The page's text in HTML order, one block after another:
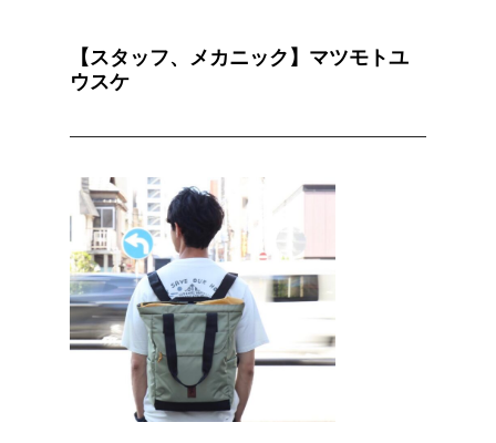
【スタッフ、メカニック】マツモトユ
ウスケ